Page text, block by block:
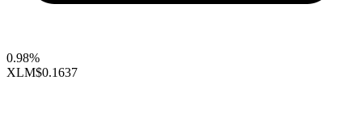
0.98%
XLM$0.1637